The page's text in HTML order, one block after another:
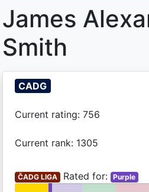
James
Smith
CADG
Current rating: 756
Current rank: 1305
ČADG LIGA Rated for: Purple